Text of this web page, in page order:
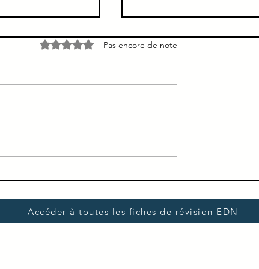
intrinsèque
Fissure annale → Crohn
Jamais de fissure annale dans
Noté 0 étoile sur 5.Pas encore de note
Accéder à toutes les fiches de révision EDN